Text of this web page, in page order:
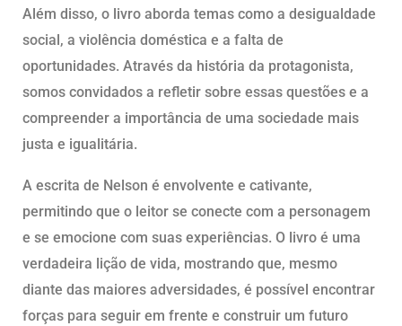
Além disso, o livro aborda temas como a desigualdade
social, a violência doméstica e a falta de
oportunidades. Através da história da protagonista,
somos convidados a refletir sobre essas questões e a
compreender a importância de uma sociedade mais
justa e igualitária.
A escrita de Nelson é envolvente e cativante,
permitindo que o leitor se conecte com a personagem
e se emocione com suas experiências. O livro é uma
verdadeira lição de vida, mostrando que, mesmo
diante das maiores adversidades, é possível encontrar
forças para seguir em frente e construir um futuro